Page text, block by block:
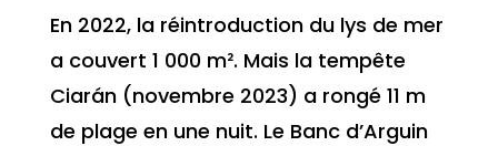
En 2022, la réintroduction du lys de mer
a couvert 1 000 m². Mais la tempête
Ciarán (novembre 2023) a rongé 11 m
de plage en une nuit. Le Banc d’Arguin